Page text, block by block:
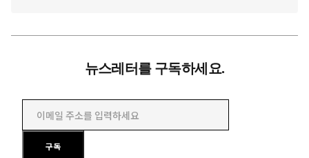
뉴스레터를 구독하세요.
이메일 주소를 입력하세요
구독